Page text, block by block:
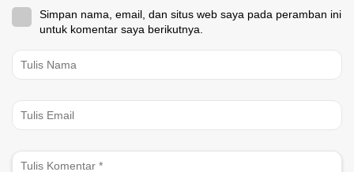
Simpan nama, email, dan situs web saya pada peramban ini
untuk komentar saya berikutnya.